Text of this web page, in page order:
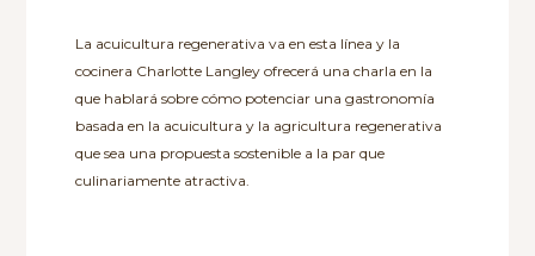
La acuicultura regenerativa va en esta línea y la
cocinera Charlotte Langley ofrecerá una charla en la
que hablará sobre cómo potenciar una gastronomía
basada en la acuicultura y la agricultura regenerativa
que sea una propuesta sostenible a la par que
culinariamente atractiva.